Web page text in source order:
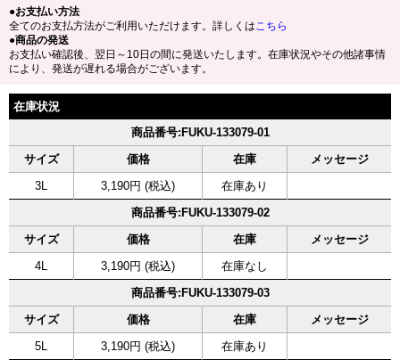
●お支払い方法
全てのお支払方法がご利用いただけます。詳しくはこちら
●商品の発送
お支払い確認後、翌日～10日の間に発送いたします。在庫状況やその他諸事情
により、発送が遅れる場合がございます。
在庫状況
商品番号:FUKU-133079-01
サイズ
価格 在庫
メッセージ
3L
3,190円 (税込)
在庫あり
商品番号:FUKU-133079-02
サイズ
価格 在庫
メッセージ
4L
3,190円 (税込)
在庫なし
商品番号:FUKU-133079-03
サイズ
価格 在庫
メッセージ
5L
3,190円 (税込) 在庫あり